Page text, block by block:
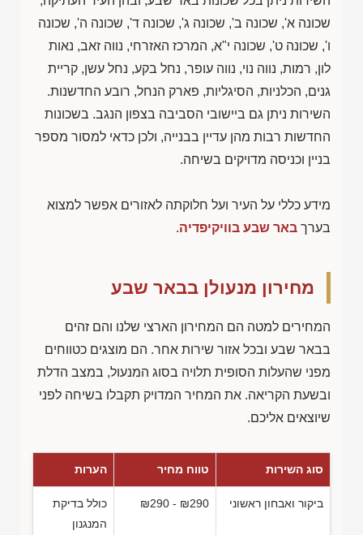
שכונה א', שכונה ב', שכונה ג', שכונה ד', שכונה ה', שכונה
ו', שכונה ט', שכונה י"א, המרכז האזרחי, נווה זאב, נאות
לון, רמות, נווה נוי, נווה עופר, נחל בקע, נחל עשן, קריית
גנים, הכלניות, הסיגליות, פארק הנחל, רובע החדשנות.
השירות ניתן גם ביישובי הסביבה בצפון הנגב. בשכונות
החדשות רבות מהן עדיין בבנייה, ולכן כדאי למסור מספר
בניין וכניסה מדויקים בשיחה.
מידע כללי על העיר ועל חלוקתה לאזורים אפשר למצוא
בערך באר שבע בוויקיפדיה.
מחירון מנעולן בבאר שבע
המחירים למטה הם המחירון הארצי שלנו והם זהים
בבאר שבע ובכל אזור שירות אחר. הם מוצגים כטווחים
מפני שהעלות הסופית תלויה בסוג המנעול, במצב הדלת
ובשעת הקריאה. את המחיר המדויק תקבלו בשיחה לפני
שיוצאים אליכם.
סוג השירות טווח מחיר הערות
ביקור ואבחון ראשוני ₪290 - ₪290
כולל בדיקת
המנגנון